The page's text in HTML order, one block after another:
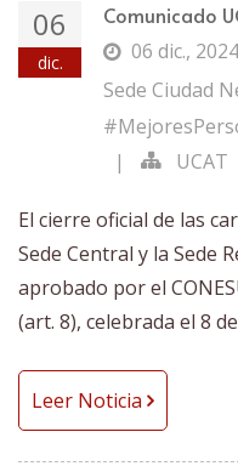
06
dic.
Comunicado
06 dic.,
Sede Ciudad
|
UCAT
El cierre oficial de las
Sede Central y la Sede
aprobado por el
(art. 8), celebrada el 8
Leer Noticia